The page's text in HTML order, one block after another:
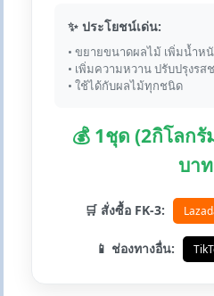
✨ ประโยชน์เด่น:
• ขยายขนาดผลไม้ เพิ่มน้ำห
• เพิ่มความหวาน ปรับปรุงรส
• ใช้ได้กับผลไม้ทุกชนิด
💰 1ชุด (2กิโลกรั
บาท
🛒 สั่งซื้อ FK-3:
📱 ช่องทางอื่น: